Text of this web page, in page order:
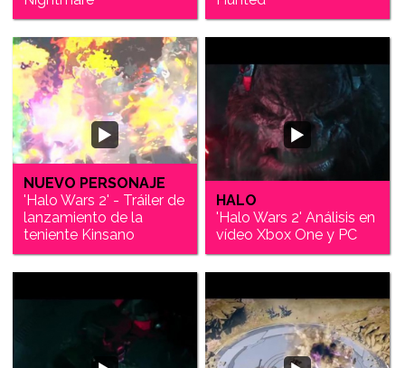
NUEVO PERSONAJE
'Halo Wars 2' - Tráiler de
lanzamiento de la
teniente Kinsano
HALO
'Halo Wars 2' Análisis en
vídeo Xbox One y PC